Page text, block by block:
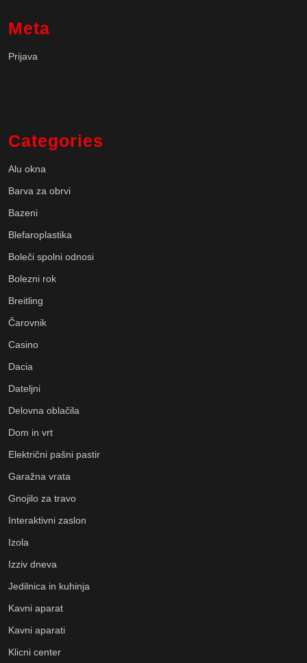
Meta
Prijava
Categories
Alu okna
Barva za obrvi
Bazeni
Blefaroplastika
Boleči spolni odnosi
Bolezni rok
Breitling
Čarovnik
Casino
Dacia
Dateljni
Delovna oblačila
Dom in vrt
Električni pašni pastir
Garažna vrata
Gnojilo za travo
Interaktivni zaslon
Izola
Izziv dneva
Jedilnica in kuhinja
Kavni aparat
Kavni aparati
Klicni center